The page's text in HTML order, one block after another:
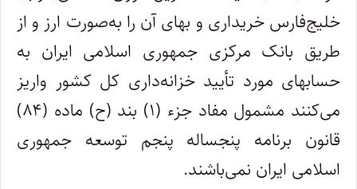
خلیج‌فارس خریداری و بهای آن را به‌صورت ارز و از
طریق بانک مرکزی جمهوری اسلامی ایران به
حسابهای مورد تأیید خزانه‌داری کل کشور واریز
می‌کنند مشمول مفاد جزء (۱) بند (ح) ماده (۸۴)
قانون برنامه پنجساله پنجم توسعه جمهوری
اسلامی ایران نمی‌باشند.